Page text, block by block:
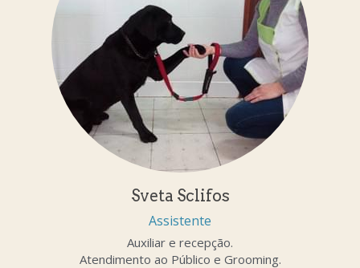
Sveta Sclifos
Assistente
Auxiliar e recepção.
Atendimento ao Público e Grooming.